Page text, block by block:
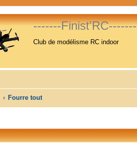
-------Finist'RC-------
Club de modélisme RC indoor
Fourre tout